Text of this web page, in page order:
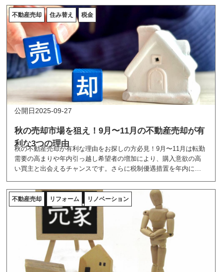
百万円の損失を避けて、あなたの実家を最適な方法で売却成功へ
導きます。
不動産売却 住み替え 税金
秋の売却市場を狙え！9月〜11月の不動産売却が有
利な3つの理由
2025-09-27
秋の不動産売却が有利な理由をお探しの方必見！9月〜11月は転勤
需要の高まりや年内引っ越し希望者の増加により、購入意欲の高
い買主と出会えるチャンスです。さらに税制優遇措置を年内に確
シーズンとは違った秋ならではのメリットを詳しく解説。競合物
件が少ない今こそ、理想的な条件での売却を実現しませんか？
不動産売却 リフォーム リノベーション